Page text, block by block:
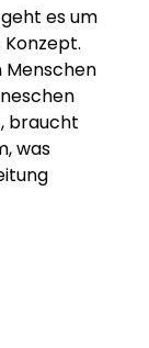
es um
Menschen
braucht
was